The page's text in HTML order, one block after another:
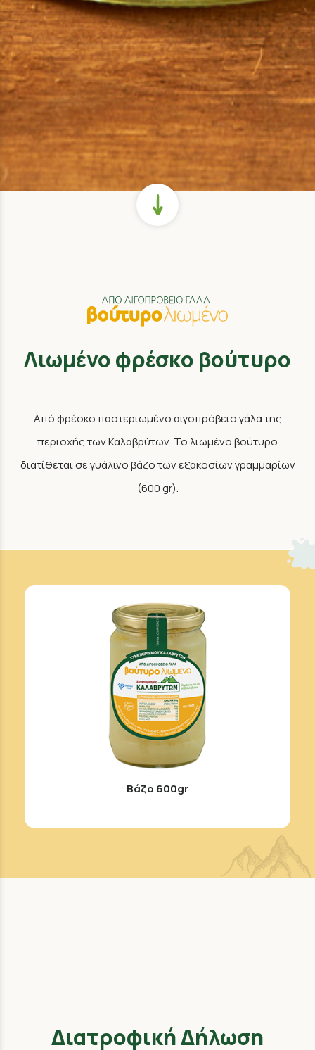
Λιωμένο φρέσκο βούτυρο
Από φρέσκο παστεριωμένο αιγοπρόβειο γάλα της
περιοχής των Καλαβρύτων. Το λιωμένο βούτυρο
διατίθεται σε γυάλινο βάζο των εξακοσίων γραμμαρίων
(600 gr).
Βάζο 600gr
Διατροφική Δήλωση